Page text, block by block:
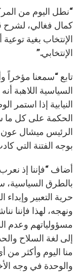
“نطل اليوم من
كمال فغالي، لشرح
الإنتخاب بغية
الإنتخابي.”
تابع “سمعنا مؤخراً
السياسية اللاهبة
النيابية إذا
الحكمة على كل ما
الرئيس ميشال عون
بوجه الفتنة التي
أضاف “فإننا إذ
بالطرق
حرية التعبير
ونهجه، لهذا فإننا
مسؤولياتهم وعدم
إلى لغة السلاح
منا اليوم وأكثر
والوحدة في وجه